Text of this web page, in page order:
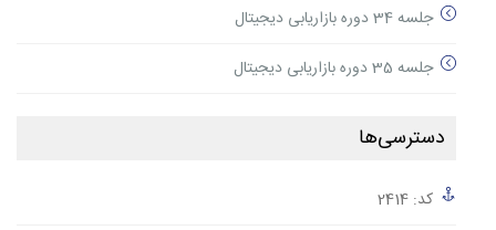
جلسه 34 دوره بازاریابی دیجیتال
جلسه 35 دوره بازاریابی دیجیتال
دسترسی‌ها
کد: 2414